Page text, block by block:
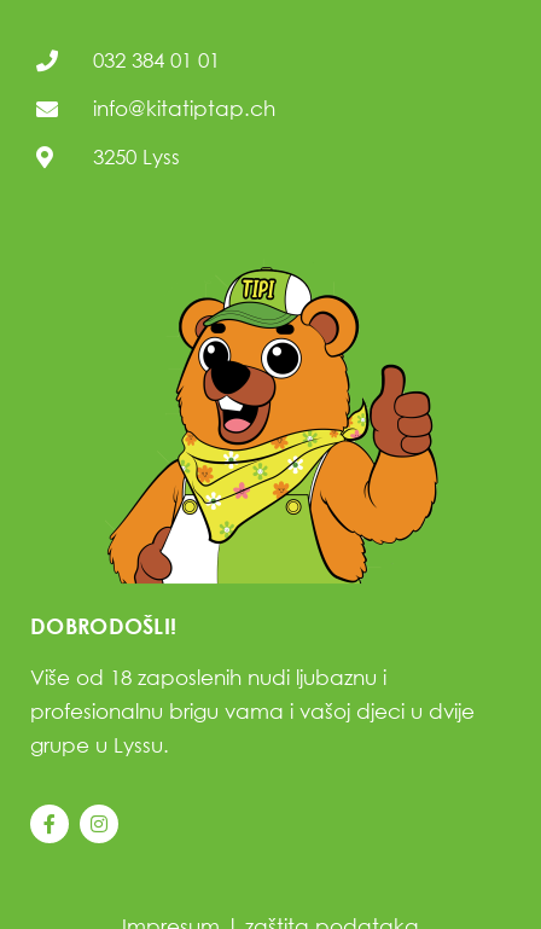
032 384 01 01
info@kitatiptap.ch
3250 Lyss
DOBRODOŠLI!
Više od 18 zaposlenih nudi ljubaznu i
profesionalnu brigu vama i vašoj djeci u dvije
grupe u Lyssu.